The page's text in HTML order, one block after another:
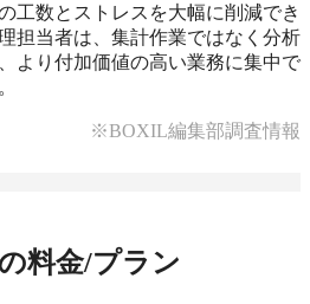
工数とストレスを大幅に削減でき
担当者は、集計作業ではなく分析
より付加価値の高い業務に集中で
※BOXIL編集部調査情報
の料金/プラン